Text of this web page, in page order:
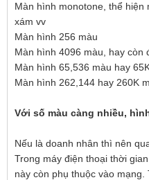
Màn hình monotone, thể
xám vv
Màn hình 256 màu
Màn hình 4096 màu, hay còn
Màn hình 65,536 màu hay
Màn hình 262,144 hay 260K
Với số màu càng nhiều,
Nếu là doanh nhân thì nên
Trong máy điện thoại thời
này còn phụ thuộc vào